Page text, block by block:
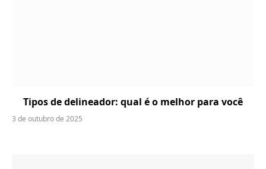
Tipos de delineador: qual é o melhor para você
3 de outubro de 2025